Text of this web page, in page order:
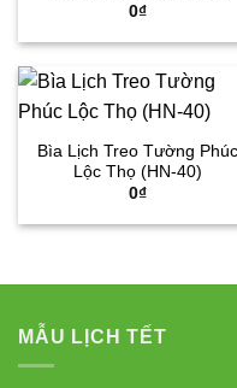
0₫
Bìa Lịch Treo Tường Phúc
Lộc Thọ (HN-40)
0₫
MẪU LỊCH TẾT